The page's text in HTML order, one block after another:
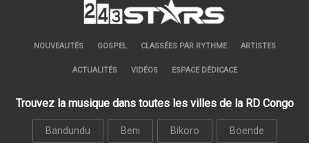
NOUVEAUTÉS GOSPEL CLASSÉES PAR RYTHME ARTISTES
ACTUALITÉS VIDÉOS ESPACE DÉDICACE
Trouvez la musique dans toutes les villes de la RD Congo
Bandundu Beni Bikoro Boende